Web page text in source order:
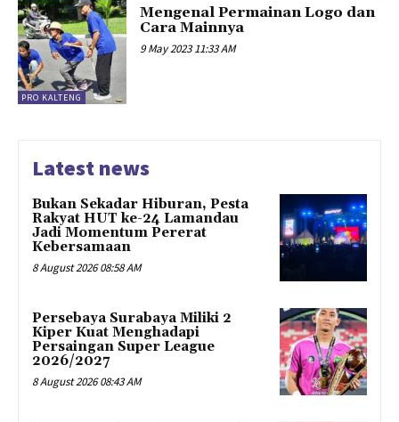
PRO KALTENG
Mengenal Permainan Logo dan
Cara Mainnya
9 May 2023 11:33 AM
Latest news
Bukan Sekadar Hiburan, Pesta
Rakyat HUT ke-24 Lamandau
Jadi Momentum Pererat
Kebersamaan
8 August 2026 08:58 AM
Persebaya Surabaya Miliki 2
Kiper Kuat Menghadapi
Persaingan Super League
2026/2027
8 August 2026 08:43 AM